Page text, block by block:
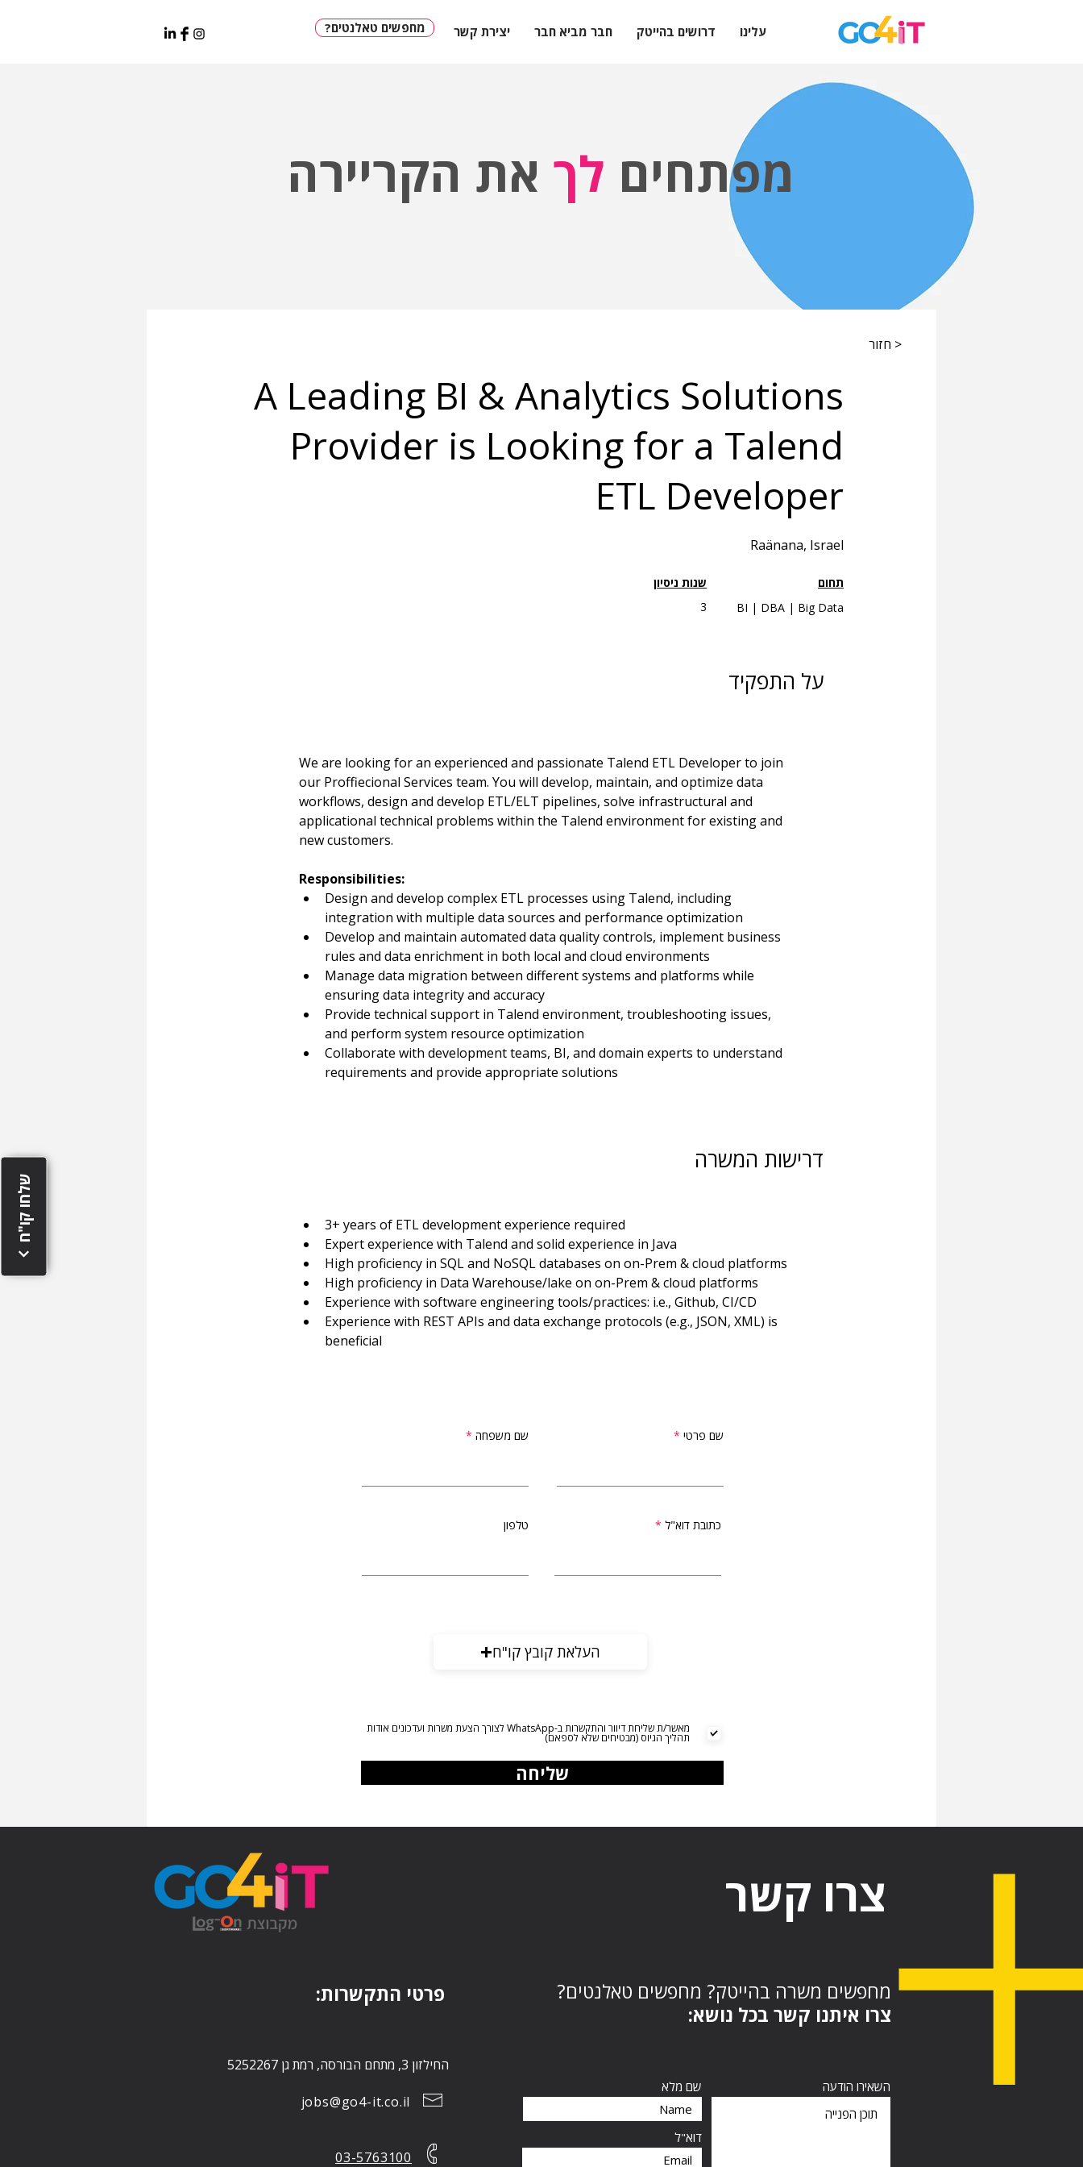
עלינו דרושים בהייטק חבר מביא חבר יצירת קשר ?מחפשים טאלנטים
שלחו קו"ח
מפתחים לך את הקריירה
< חזור
A Leading BI & Analytics Solutions
Provider is Looking for a Talend
ETL Developer
Raänana, Israel
שנות ניסיון
תחום
3
BI | DBA | Big Data
על התפקיד
We are looking for an experienced and passionate Talend ETL Developer to join
our Proffiecional Services team. You will develop, maintain, and optimize data
workflows, design and develop ETL/ELT pipelines, solve infrastructural and
applicational technical problems within the Talend environment for existing and
new customers.
Responsibilities:
Design and develop complex ETL processes using Talend, including
integration with multiple data sources and performance optimization
Develop and maintain automated data quality controls, implement business
rules and data enrichment in both local and cloud environments
Manage data migration between different systems and platforms while
ensuring data integrity and accuracy
Provide technical support in Talend environment, troubleshooting issues,
and perform system resource optimization
Collaborate with development teams, BI, and domain experts to understand
requirements and provide appropriate solutions
דרישות המשרה
3+ years of ETL development experience required
Expert experience with Talend and solid experience in Java
High proficiency in SQL and NoSQL databases on on-Prem & cloud platforms
High proficiency in Data Warehouse/lake on on-Prem & cloud platforms
Experience with software engineering tools/practices: i.e., Github, CI/CD
Experience with REST APIs and data exchange protocols (e.g., JSON, XML) is
beneficial
שם משפחה שם פרטי
טלפון כתובת דוא"ל
העלאת קובץ קו"ח
מאשר/ת שליחת דיוור והתקשרות ב-WhatsApp לצורך הצעת משרות ועדכונים אודות
תהליך הגיוס (מבטיחים שלא לספאם)
שליחה
צרו קשר
מחפשים משרה בהייטק? מחפשים טאלנטים?
צרו איתנו קשר בכל נושא:
פרטי התקשרות:
החילזון 3, מתחם הבורסה, רמת גן 5252267
jobs@go4-it.co.il
03-5763100
שם מלא
דוא"ל
השאירו הודעה